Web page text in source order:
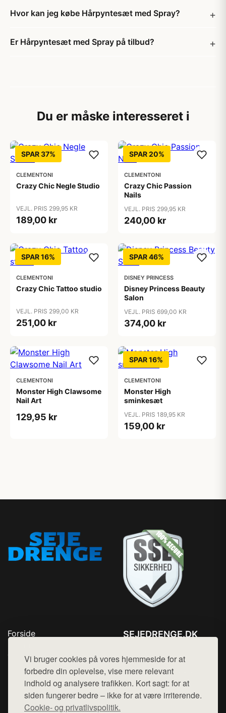
Vi bruger cookies på vores hjemmeside for at
forbedre din oplevelse, vise mere relevant
indhold og analysere trafikken. Kort sagt: for at
siden fungerer bedre – ikke for at være irriterende.
Cookie- og privatlivspolitik.
Hvor kan jeg købe Hårpyntesæt med Spray?
Er Hårpyntesæt med Spray på tilbud?
Du er måske interesseret i
SPAR 37%
CLEMENTONI
Crazy Chic Negle Studio
VEJL. PRIS 299,95 KR
189,00 kr
SPAR 20%
CLEMENTONI
Crazy Chic Passion
Nails
VEJL. PRIS 299,95 KR
240,00 kr
SPAR 16%
CLEMENTONI
Crazy Chic Tattoo studio
VEJL. PRIS 299,00 KR
251,00 kr
SPAR 46%
DISNEY PRINCESS
Disney Princess Beauty
Salon
VEJL. PRIS 699,00 KR
374,00 kr
CLEMENTONI
Monster High Clawsome
Nail Art
129,95 kr
SPAR 16%
CLEMENTONI
Monster High
sminkesæt
VEJL. PRIS 189,95 KR
159,00 kr
Forside
Top Rabatter
Kontakt
SEJEDRENGE.DK
Mail: hej@want.dk
Cookie- og privatlivspolitik